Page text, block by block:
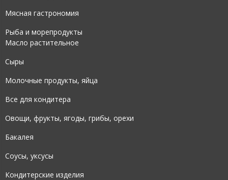
Мясная гастрономия
Рыба и морепродукты
Масло растительное
Сыры
Молочные продукты, яйца
Все для кондитера
Овощи, фрукты, ягоды, грибы, орехи
Бакалея
Соусы, уксусы
Кондитерские изделия